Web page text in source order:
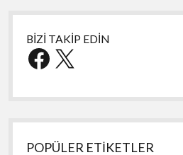
BİZİ TAKİP EDİN
Facebook
X
POPÜLER ETİKETLER